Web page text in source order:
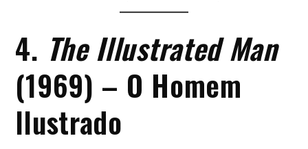
4. The Illustrated Man
(1969) – O Homem
Ilustrado